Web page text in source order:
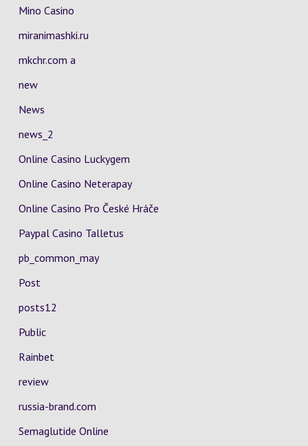
Mino Casino
miranimashki.ru
mkchr.com a
new
News
news_2
Online Casino Luckygem
Online Casino Neterapay
Online Casino Pro České Hráče
Paypal Casino Talletus
pb_common_may
Post
posts12
Public
Rainbet
review
russia-brand.com
Semaglutide Online